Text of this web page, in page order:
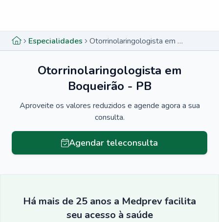
Especialidades Otorrinolaringologista em Boqueirão - PB
Otorrinolaringologista em
Boqueirão - PB
Aproveite os valores reduzidos e agende agora a sua
consulta.
Agendar teleconsulta
Há mais de 25 anos a Medprev facilita
seu acesso à saúde